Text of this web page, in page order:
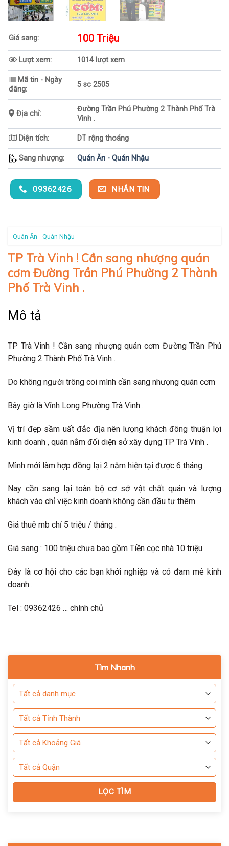
Giá sang: 100 Triệu
Lượt xem: 1014 lượt xem
Mã tin - Ngày
đăng:
5 sc 2505
Địa chỉ:
Đường Trần Phú Phường 2 Thành Phố Trà
Vinh .
Diện tích: DT rộng thoáng
Sang nhượng: Quán Ăn - Quán Nhậu
09362426 NHẮN TIN
Quán Ăn - Quán Nhậu
TP Trà Vinh ! Cần sang nhượng quán
cơm Đường Trần Phú Phường 2 Thành
Phố Trà Vinh .
Mô tả
TP Trà Vinh ! Cần sang nhượng quán cơm Đường Trần Phú
Phường 2 Thành Phố Trà Vinh .
Do không người trông coi mình cần sang nhượng quán cơm
Bây giờ là Vĩnh Long Phường Trà Vinh .
Vị trí đẹp sầm uất đắc địa nên lượng khách đông thuận lợi
kinh doanh , quán nằm đối diện sở xây dựng TP Trà Vinh .
Mình mới làm hợp đồng lại 2 năm hiện tại được 6 tháng .
Nay cần sang lại toàn bộ cơ sở vật chất quán và lượng
khách vào chỉ việc kinh doanh không cần đầu tư thêm .
Giá thuê mb chỉ 5 triệu / tháng .
Giá sang : 100 triệu chưa bao gồm Tiền cọc nhà 10 triệu .
Đây là cơ hội cho các bạn khởi nghiệp và có đam mê kinh
doanh .
Tel : 09362426 … chính chủ
Tìm Nhanh